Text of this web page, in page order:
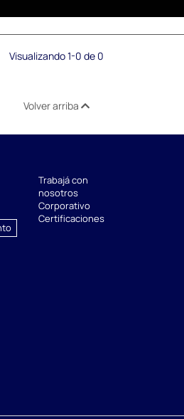
Visualizando 1-0 de 0
Volver arriba
Trabajá con
nosotros
Corporativo
Certificaciones